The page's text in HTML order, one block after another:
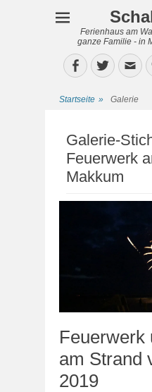
Ferienhaus am
ganze Familie - in
Facebook
Twitter
Startseite » Galerie
Galerie-
Feuerwerk
Makkum
Feuerwerk
am Strand
2019